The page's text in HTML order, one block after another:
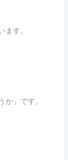
ます。
」です。